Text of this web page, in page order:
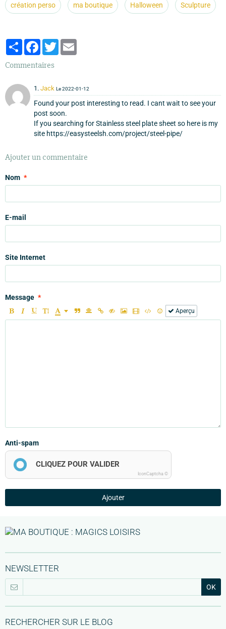
création perso ma boutique Halloween Sculpture
PartagerFacebook
Twitter
Commentaires
1. Jack Le 2022-01-12
Found your post interesting to read. I cant wait to see your
post soon.
If you searching for Stainless steel plate sheet so here is my
site https://easysteelsh.com/project/steel-pipe/
Ajouter un commentaire
Nom
E-mail
Site Internet
Message
Aperçu
Anti-spam
CLIQUEZ POUR VALIDER
IconCaptcha ©
Ajouter
NEWSLETTER
OK
RECHERCHER SUR LE BLOG